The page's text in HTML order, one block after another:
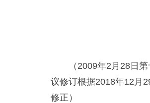
（2009年2月28日第十
议修订根据2018年12月
修正）